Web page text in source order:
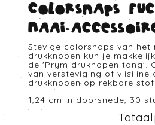
Colorsnaps
Naai-
Stevige colorsnaps van het
drukknopen kun je
de 'Prym druknopen tang'.
van versteviging of vlisiline
drukknopen op rekbare
1,24 cm in doorsnede, 30